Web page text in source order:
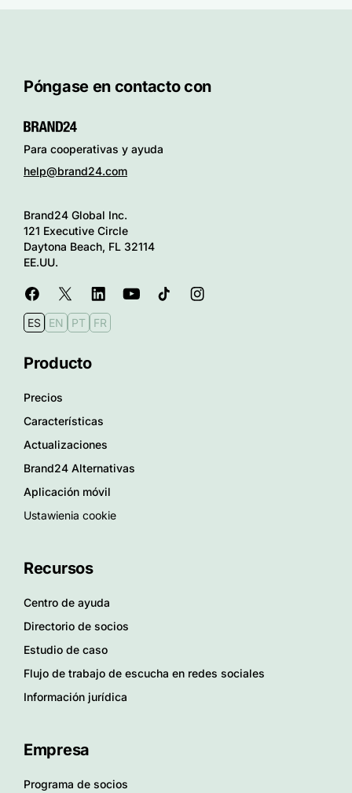
Póngase en contacto con
Para cooperativas y ayuda
help@brand24.com
Brand24 Global Inc.
121 Executive Circle
Daytona Beach, FL 32114
EE.UU.
ES EN PT FR
Producto
Precios
Características
Actualizaciones
Brand24 Alternativas
Aplicación móvil
Ustawienia cookie
Recursos
Centro de ayuda
Directorio de socios
Estudio de caso
Flujo de trabajo de escucha en redes sociales
Información jurídica
Empresa
Programa de socios